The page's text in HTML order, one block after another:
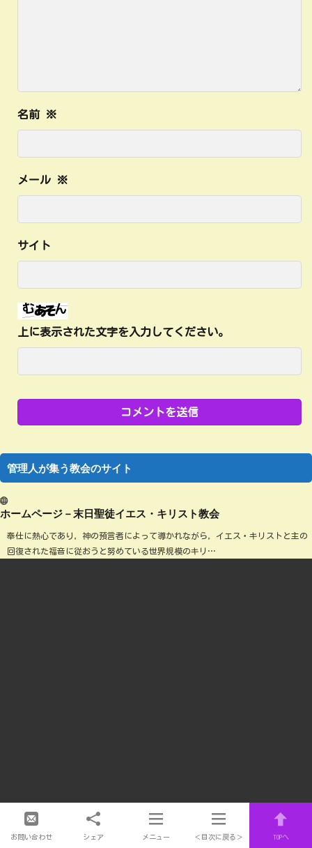
名前 ※
メール ※
サイト
上に表示された文字を入力してください。
管理人が集う教会のサイト
ホームページ－末日聖徒イエス・キリスト教会
奉仕に熱心であり，神の預言者によって導かれながら，イエス・キリストと主の
回復された福音に従おうと努めている世界規模のキリ…
お問い合わせ シェア メニュー ＜目次に戻る＞ TOPへ